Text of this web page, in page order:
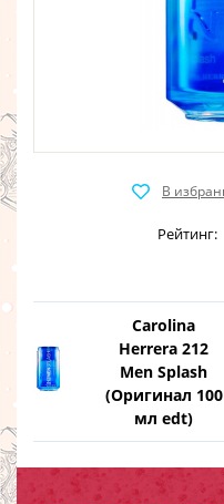
Рейтинг:
Carolina
Herrera 212
Men Splash
(Оригинал 100
мл edt)